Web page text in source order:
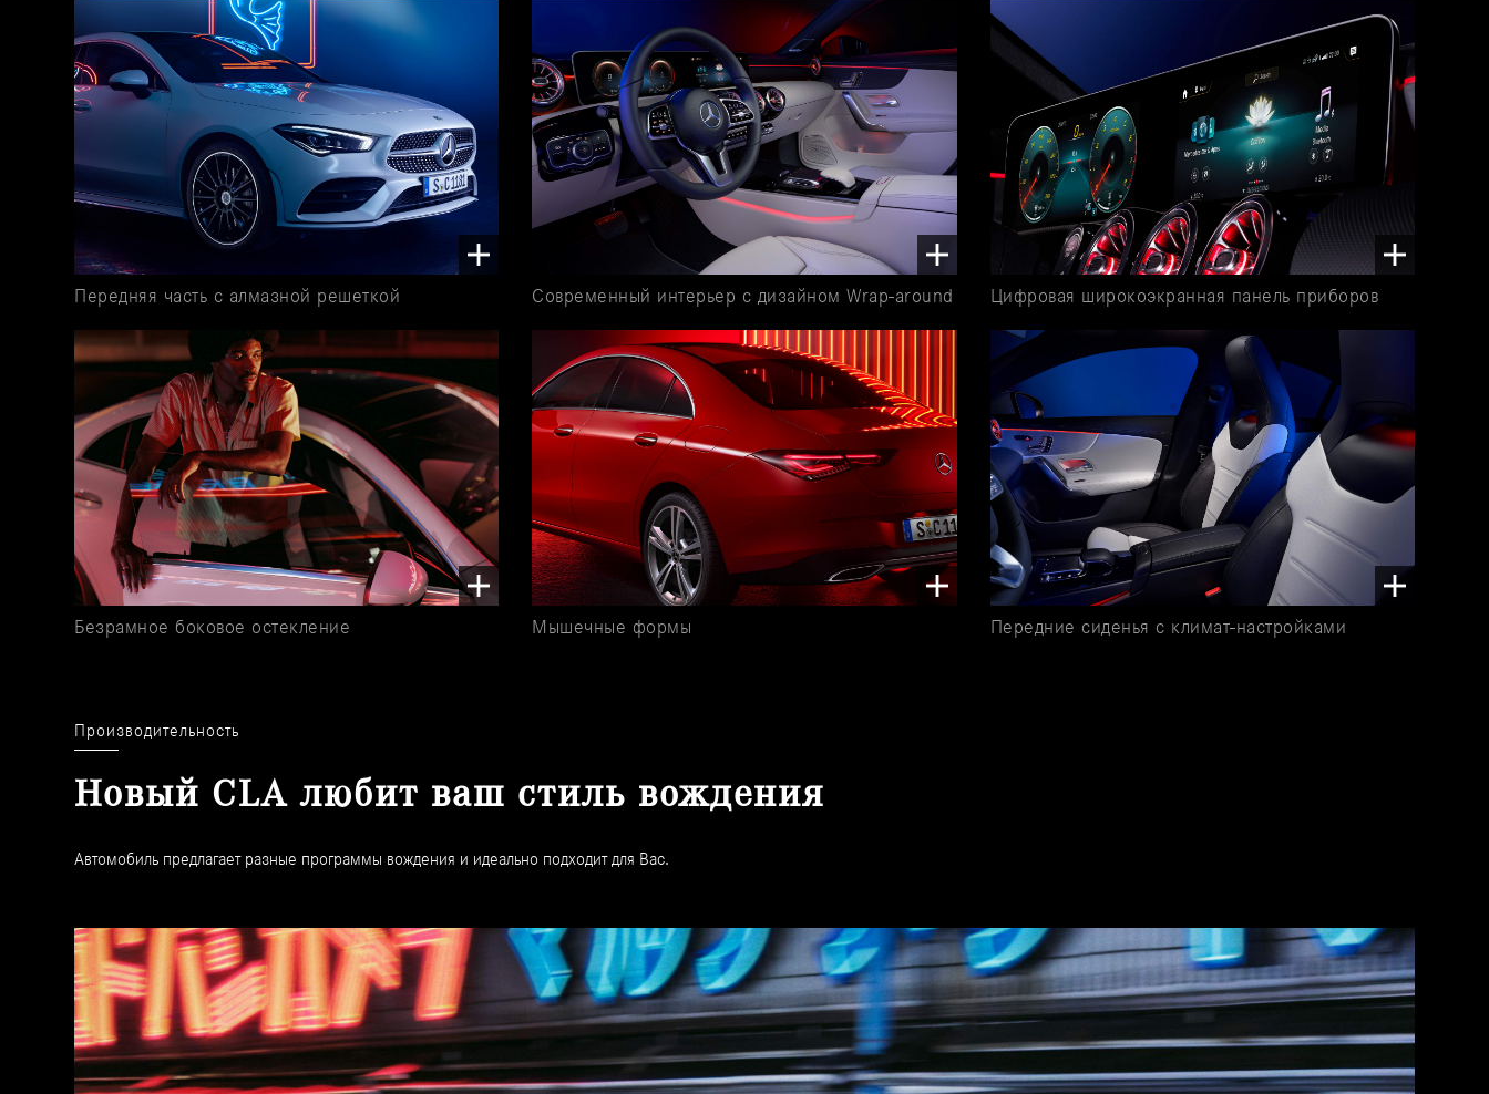
Передняя часть с алмазной решеткой Современный интерьер с дизайном Wrap-around Цифровая широкоэкранная панель приборов
Безрамное боковое остекление Мышечные формы Передние сиденья с климат-настройками
Производительность
Новый CLA любит ваш стиль вождения
Автомобиль предлагает разные программы вождения и идеально подходит для Вас.